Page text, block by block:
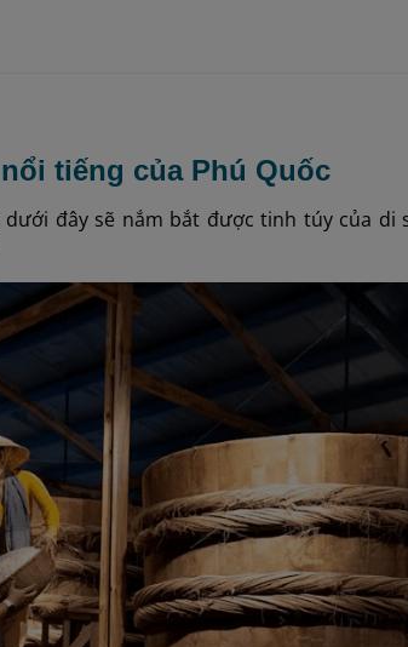
tiếng của Phú Quốc
đây sẽ nắm bắt được tinh túy của di